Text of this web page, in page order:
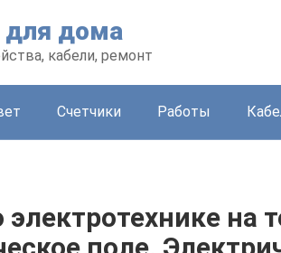
для дома
кабели, ремонт
Счетчики Работы
на